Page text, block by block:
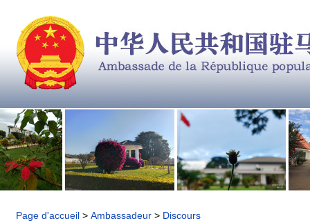
Page d'accueil > Ambassadeur > Discours